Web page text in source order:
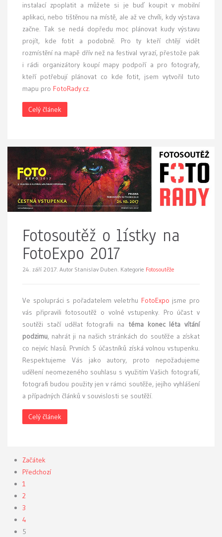
instalací zpoplatit a můžete si je buď koupit v mobilní
aplikaci, nebo tištěnou na místě, ale až ve chvíli, kdy výstava
začne. Tak se nedá dopředu moc plánovat kudy výstavu
projít, kde fotit a podobně. Pro ty kteří chtějí vidět
rozmístění na mapě dřív než na festival vyrazí, přestože pak
i rádi organizátory koupí mapy podpoří a pro fotografy,
kteří potřebují plánovat co kde fotit, jsem vytvořil tuto
mapu pro FotoRady.cz.
Celý článek
Fotosoutěž o lístky na
FotoExpo 2017
24. září 2017. Autor Stanislav Duben. Kategorie Fotosoutěže
Ve spolupráci s pořadatelem veletrhu FotoExpo jsme pro
vás připravili fotosoutěž o volné vstupenky. Pro účast v
soutěži stačí udělat fotografii na téma konec léta vítání
podzimu, nahrát ji na našich stránkách do soutěže a získat
co nejvíc hlasů. Prvních 5 účastníků získá volnou vstupenku.
Respektujeme Vás jako autory, proto nepožadujeme
udělení neomezeného souhlasu s využitím Vašich fotografií,
fotografi budou použity jen v rámci soutěže, jejího vyhlášení
a případných článků v souvislosti se soutěží.
Celý článek
Začátek
Předchozí
1
2
3
4
5